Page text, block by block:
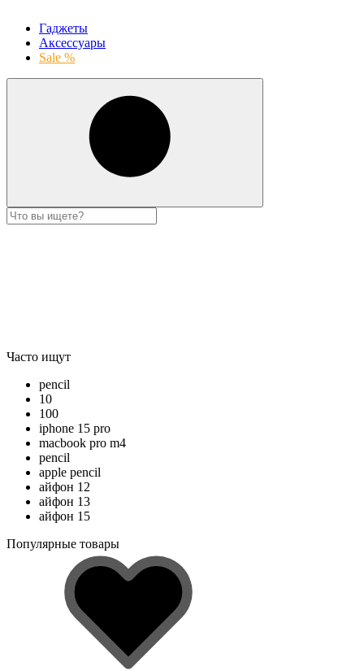
Гаджеты
Аксессуары
Sale %
Часто ищут
pencil
10
100
iphone 15 pro
macbook pro m4
pencil
apple pencil
айфон 12
айфон 13
айфон 15
Популярные товары